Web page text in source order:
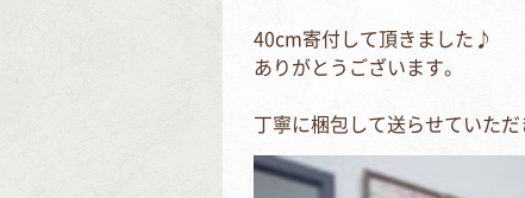
40cm寄付して頂きました♪
ありがとうございます。
丁寧に梱包して送らせていた